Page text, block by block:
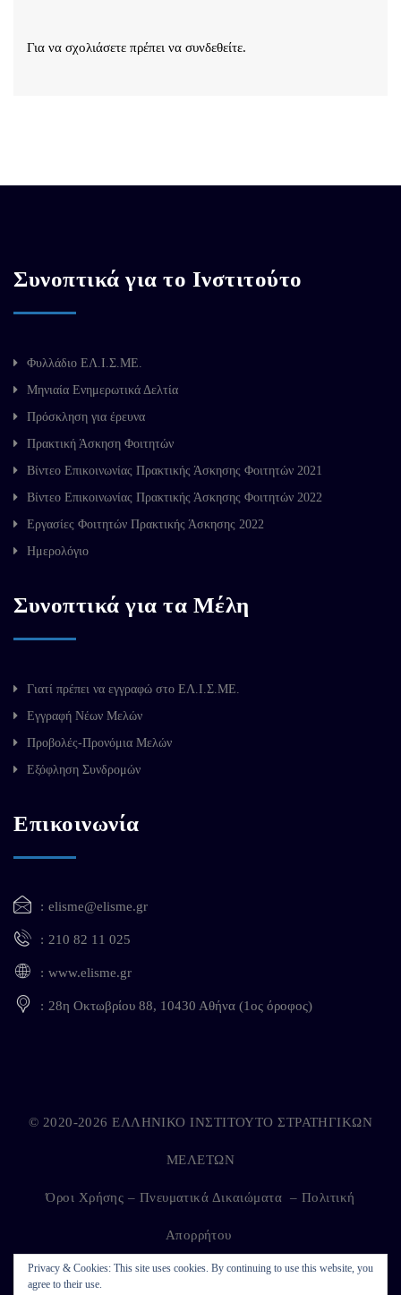
Για να σχολιάσετε πρέπει να συνδεθείτε.
Συνοπτικά για το Ινστιτούτο
Φυλλάδιο ΕΛ.Ι.Σ.ΜΕ.
Μηνιαία Ενημερωτικά Δελτία
Πρόσκληση για έρευνα
Πρακτική Άσκηση Φοιτητών
Βίντεο Επικοινωνίας Πρακτικής Άσκησης Φοιτητών 2021
Βίντεο Επικοινωνίας Πρακτικής Άσκησης Φοιτητών 2022
Εργασίες Φοιτητών Πρακτικής Άσκησης 2022
Ημερολόγιο
Συνοπτικά για τα Μέλη
Γιατί πρέπει να εγγραφώ στο ΕΛ.Ι.Σ.ΜΕ.
Εγγραφή Νέων Μελών
Προβολές-Προνόμια Μελών
Εξόφληση Συνδρομών
Επικοινωνία
elisme@elisme.gr
210 82 11 025
www.elisme.gr
28η Οκτωβρίου 88, 10430 Αθήνα (1ος όροφος)
Privacy & Cookies: This site uses cookies. By continuing to use this website, you
agree to their use.
© 2020-2026 ΕΛΛΗΝΙΚΟ ΙΝΣΤΙΤΟΥΤΟ ΣΤΡΑΤΗΓΙΚΩΝ
ΜΕΛΕΤΩΝ
Όροι Χρήσης – Πνευματικά Δικαιώματα – Πολιτική
Απορρήτου
Developed by